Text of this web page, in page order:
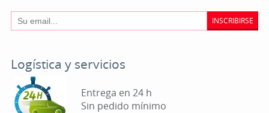
INSCRIBIRSE
Logística y servicios
Entrega en 24 h
Sin pedido mínimo